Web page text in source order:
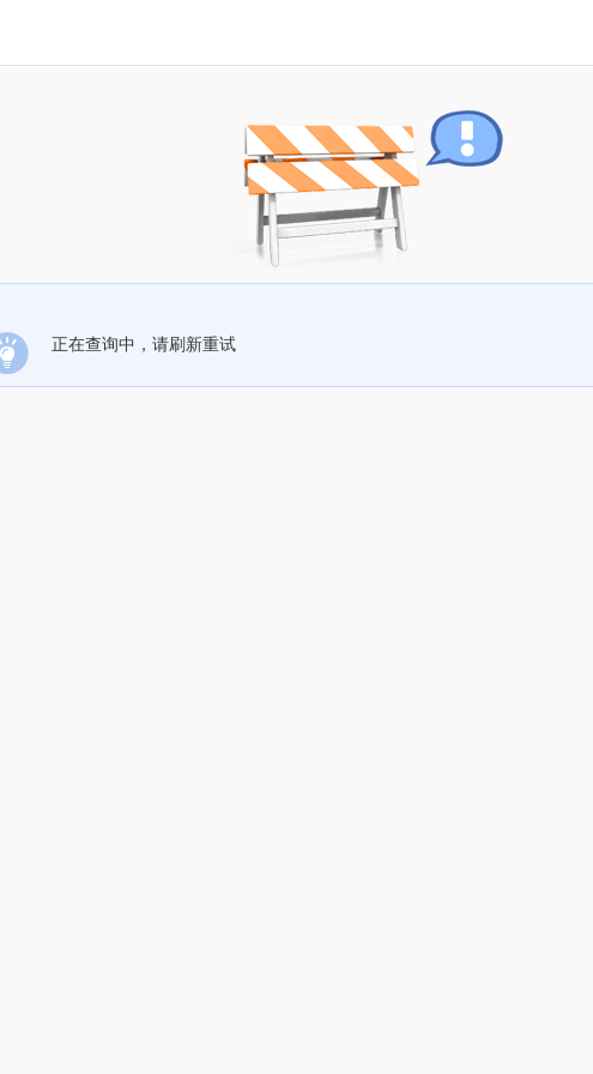
正在查询中，请刷新重试